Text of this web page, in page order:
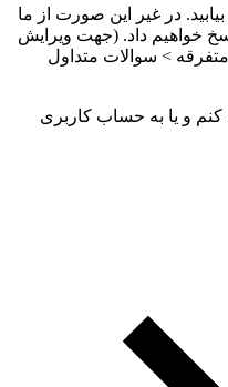
در غیر این صورت از ما
خواهیم داد. (جهت ویرایش
> سوالات متداول
و یا به حساب کاربری